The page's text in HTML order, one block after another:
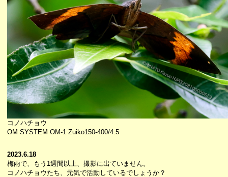
コノハチョウ
OM SYSTEM OM-1 Zuiko150-400/4.5
2023.6.18
梅雨で、もう1週間以上、撮影に出ていません。
コノハチョウたち、元気で活動しているでしょうか？